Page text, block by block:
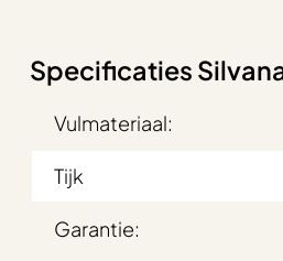
Specificaties
Vulmateriaal:
Tijk
Garantie: